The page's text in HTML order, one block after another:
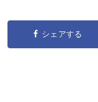
シェアする